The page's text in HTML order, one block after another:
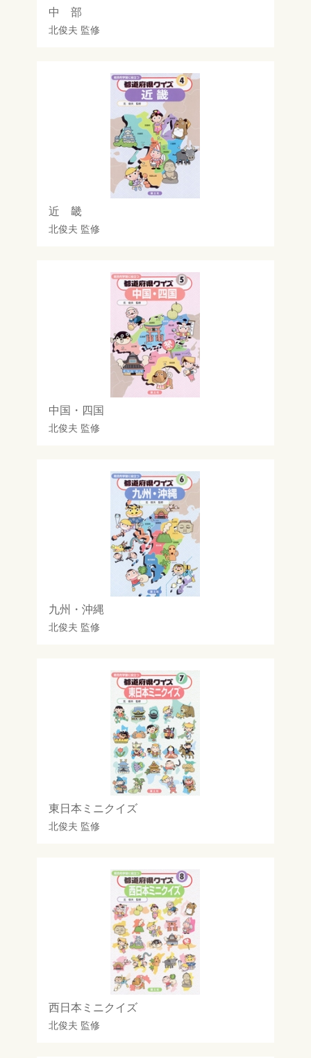
中 部
北俊夫 監修
近 畿
北俊夫 監修
中国・四国
北俊夫 監修
九州・沖縄
北俊夫 監修
東日本ミニクイズ
北俊夫 監修
西日本ミニクイズ
北俊夫 監修